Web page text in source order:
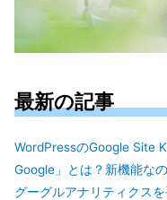
最新の記事
WordPressのGoogle Site
Google」とは？新機能な
グーグルアナリティクス